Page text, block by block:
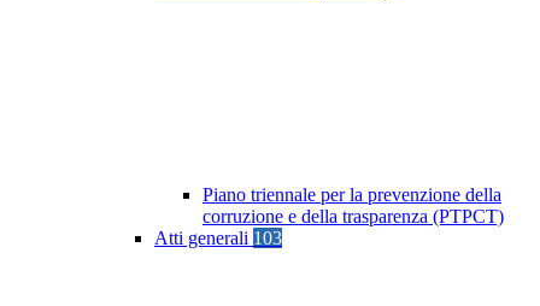
Piano triennale per la prevenzione della
corruzione e della trasparenza (PTPCT)
Atti generali 103